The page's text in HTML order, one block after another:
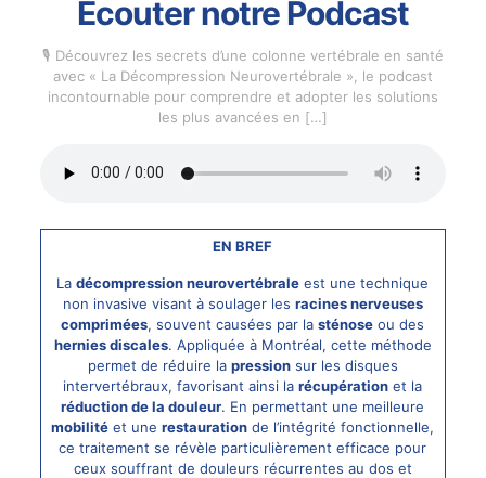
Écouter notre Podcast
🎙️ Découvrez les secrets d’une colonne vertébrale en santé
avec « La Décompression Neurovertébrale », le podcast
incontournable pour comprendre et adopter les solutions
les plus avancées en […]
EN BREF
Ladécompression neurovertébrale est une technique
non invasive visant à soulager les racines nerveuses
comprimées, souvent causées par lasténose ou des
hernies discales. Appliquée à Montréal, cette méthode
permet de réduire la pressionsur les disques
intervertébraux, favorisant ainsi larécupération et la
réduction de la douleur. En permettant une meilleure
mobilité et unerestauration de l’intégrité fonctionnelle,
ce traitement se révèle particulièrement efficace pour
ceux souffrant de douleurs récurrentes au dos et